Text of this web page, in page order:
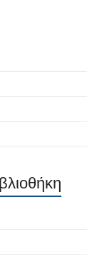
του 2ου
Τήνου! Καλή